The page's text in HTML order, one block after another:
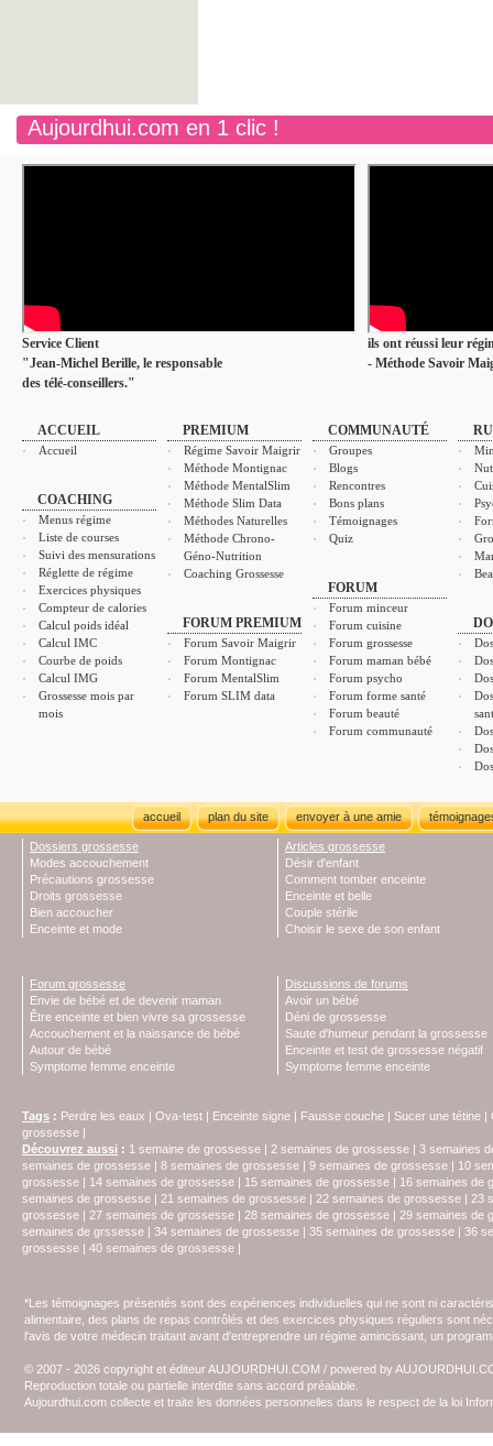
Aujourdhui.com en 1 clic !
Service Client
"Jean-Michel Berille, le responsable
des télé-conseillers."
ils ont réussi leur
- Méthode Savoir
ACCUEIL
Accueil
COACHING
Menus régime
Liste de courses
Suivi des mensurations
Réglette de régime
Exercices physiques
Compteur de calories
Calcul poids idéal
Calcul IMC
Courbe de poids
Calcul IMG
Grossesse mois par
mois
PREMIUM
Régime Savoir Maigrir
Méthode Montignac
Méthode MentalSlim
Méthode Slim Data
Méthodes Naturelles
Méthode Chrono-
Géno-Nutrition
Coaching Grossesse
FORUM PREMIUM
Forum Savoir Maigrir
Forum Montignac
Forum MentalSlim
Forum SLIM data
COMMUNAUTÉ
Groupes
Blogs
Rencontres
Bons plans
Témoignages
Quiz
FORUM
Forum minceur
Forum cuisine
Forum grossesse
Forum maman bébé
Forum psycho
Forum forme santé
Forum beauté
Forum communauté
accueil plan du site envoyer à une amie
Dossiers grossesse
Modes accouchement
Précautions grossesse
Droits grossesse
Bien accoucher
Enceinte et mode
Articles grossesse
Désir d'enfant
Comment tomber enceinte
Enceinte et belle
Couple stérile
Choisir le sexe de son enfant
Forum grossesse
Envie de bébé et de devenir maman
Être enceinte et bien vivre sa grossesse
Accouchement et la naissance de bébé
Autour de bébé
Symptome femme enceinte
Discussions de forums
Avoir un bébé
Déni de grossesse
Saute d'humeur pendant la grossesse
Enceinte et test de grossesse négatif
Symptome femme enceinte
Tags : Perdre les eaux | Ova-test | Enceinte signe | Fausse couche | Sucer une tétine |
grossesse |
Découvrez aussi : 1 semaine de grossesse | 2 semaines de grossesse | 3 semaines
semaines de grossesse | 8 semaines de grossesse | 9 semaines de grossesse | 10
grossesse | 14 semaines de grossesse | 15 semaines de grossesse | 16 semaines de
semaines de grossesse | 21 semaines de grossesse | 22 semaines de grossesse | 23
grossesse | 27 semaines de grossesse | 28 semaines de grossesse | 29 semaines de
semaines de grssesse | 34 semaines de grossesse | 35 semaines de grossesse | 36
grossesse | 40 semaines de grossesse |
*Les témoignages présentés sont des expériences individuelles qui ne sont ni
alimentaire, des plans de repas contrôlés et des exercices physiques réguliers sont
l'avis de votre médecin traitant avant d'entreprendre un régime amincissant, un
© 2007 - 2026 copyright et éditeur AUJOURDHUI.COM / powered by
Reproduction totale ou partielle interdite sans accord préalable.
Aujourdhui.com collecte et traite les données personnelles dans le respect de la loi